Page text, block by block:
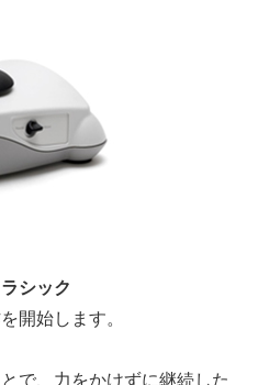
シック
開始します。
で、力をかけずに継続した